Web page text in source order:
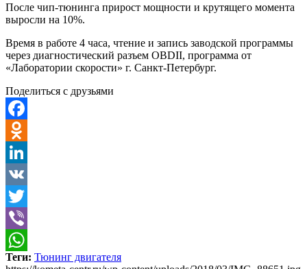
После чип-тюнинга прирост мощности и крутящего момента
выросли на 10%.
Время в работе 4 часа, чтение и запись заводской программы
через диагностический разъем OBDII, программа от
«Лаборатории скорости» г. Санкт-Петербург.
Поделиться с друзьями
Facebook
Odnoklassniki
LinkedIn
VK
Twitter
Viber
WhatsApp
Теги: Тюнинг двигателя